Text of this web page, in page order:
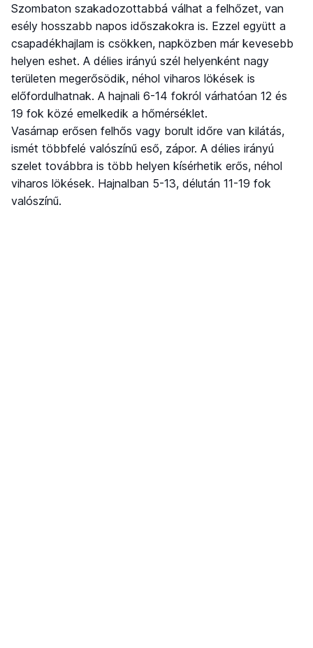
Szombaton szakadozottabbá válhat a felhőzet, van
esély hosszabb napos időszakokra is. Ezzel együtt a
csapadékhajlam is csökken, napközben már kevesebb
helyen eshet. A délies irányú szél helyenként nagy
területen megerősödik, néhol viharos lökések is
előfordulhatnak. A hajnali 6-14 fokról várhatóan 12 és
19 fok közé emelkedik a hőmérséklet.
Vasárnap erősen felhős vagy borult időre van kilátás,
ismét többfelé valószínű eső, zápor. A délies irányú
szelet továbbra is több helyen kísérhetik erős, néhol
viharos lökések. Hajnalban 5-13, délután 11-19 fok
valószínű.